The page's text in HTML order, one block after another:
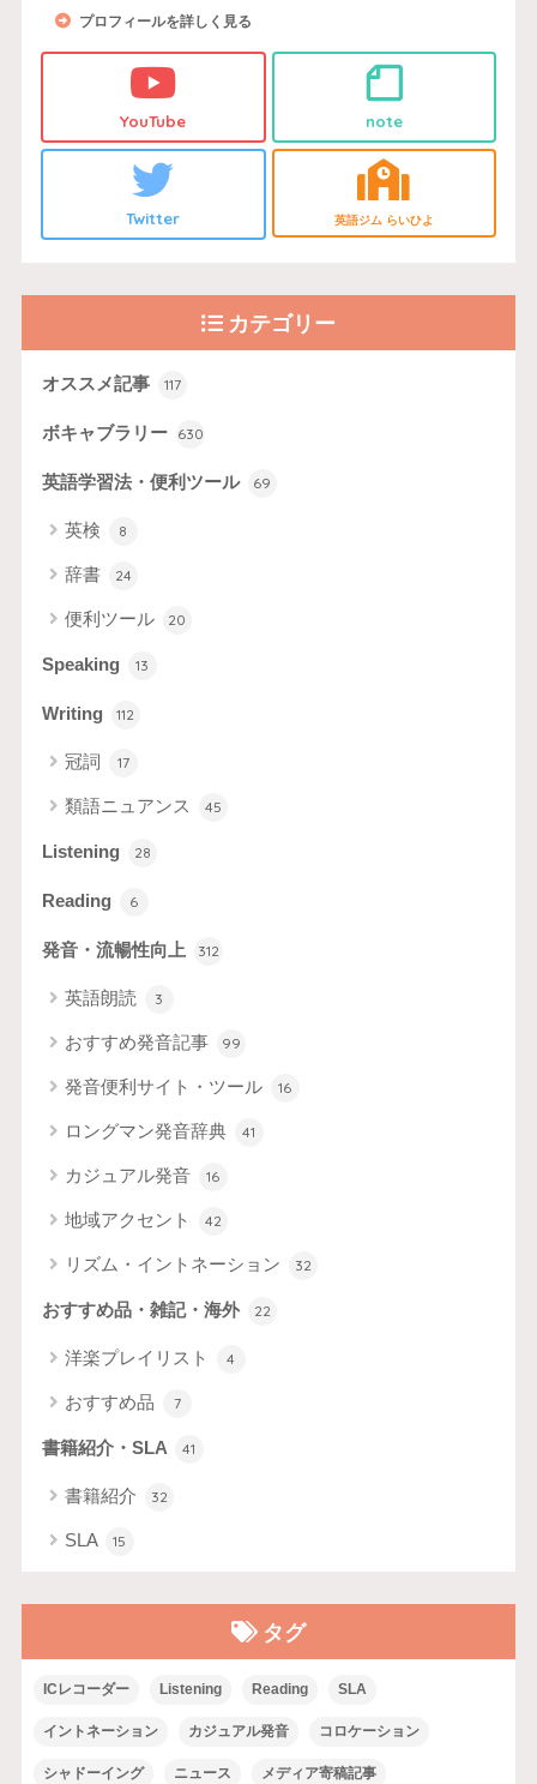
プロフィールを詳しく見る
YouTube note
Twitter 英語ジム らいひよ
カテゴリー
オススメ記事 117
ボキャブラリー 630
英語学習法・便利ツール 69
英検 8
辞書 24
便利ツール 20
Speaking 13
Writing 112
冠詞 17
類語ニュアンス 45
Listening 28
Reading 6
発音・流暢性向上 312
英語朗読 3
おすすめ発音記事 99
発音便利サイト・ツール 16
ロングマン発音辞典 41
カジュアル発音 16
地域アクセント 42
リズム・イントネーション 32
おすすめ品・雑記・海外 22
洋楽プレイリスト 4
おすすめ品 7
書籍紹介・SLA 41
書籍紹介 32
SLA 15
タグ
ICレコーダー Listening Reading SLA
イントネーション カジュアル発音 コロケーション
シャドーイング ニュース メディア寄稿記事